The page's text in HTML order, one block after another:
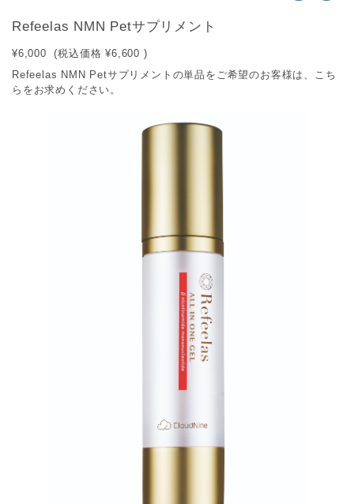
Refeelas NMN Petサプリメント
¥6,000 (税込価格 ¥6,600 )
Refeelas NMN Petサプリメントの単品をご希望のお客様は、こち
らをお求めください。